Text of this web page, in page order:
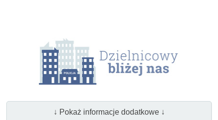
↓ Pokaż informacje dodatkowe ↓